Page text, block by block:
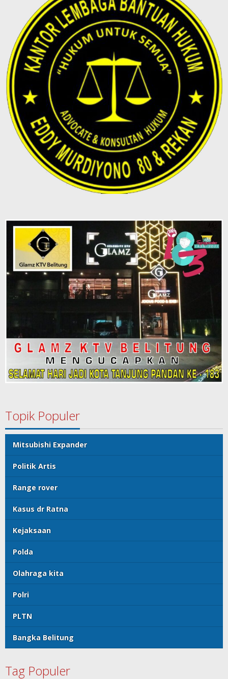
Topik Populer
Mitsubishi Expander
Politik Artis
Range rover
Kasus dr Ratna
Kejaksaan
Polda
Olahraga kita
Polri
PLTN
Bangka Belitung
Tag Populer